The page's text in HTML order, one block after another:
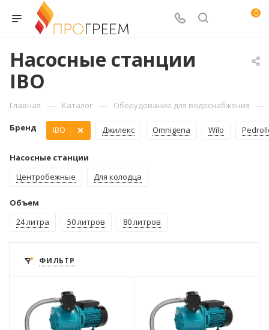
0
Насосные станции
IBO
Главная — Каталог — Оборудование для водоснабжения —
Бренд Джилекс Omnigena Wilo
IBO
Насосные станции
Центробежные
Для колодца
Объем
24 литра
50 литров 80 литров
ФИЛЬТР